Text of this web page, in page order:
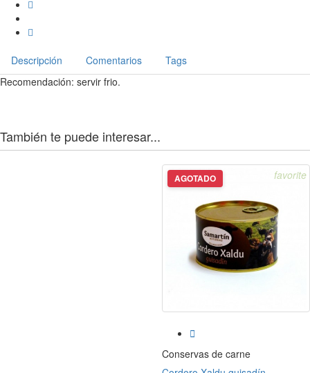
Descripción Comentarios
Tags
Recomendación: servir frio.
También te puede interesar...